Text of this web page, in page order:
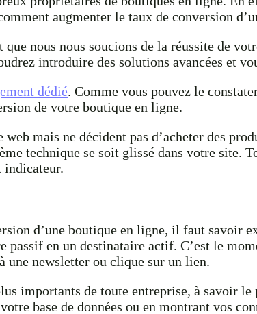
augmenter le taux de conversion
nous nous soucions de la réussite de
introduire des solutions avancées et
dédié. Comme vous pouvez le
de votre boutique en ligne.
mais ne décident pas d’acheter des
technique se soit glissé dans votre site.
indicateur.
d’une boutique en ligne, il faut savoir
en un destinataire actif. C’est le
une newsletter ou clique sur un lien.
importants de toute entreprise, à savoir
base de données ou en montrant vos